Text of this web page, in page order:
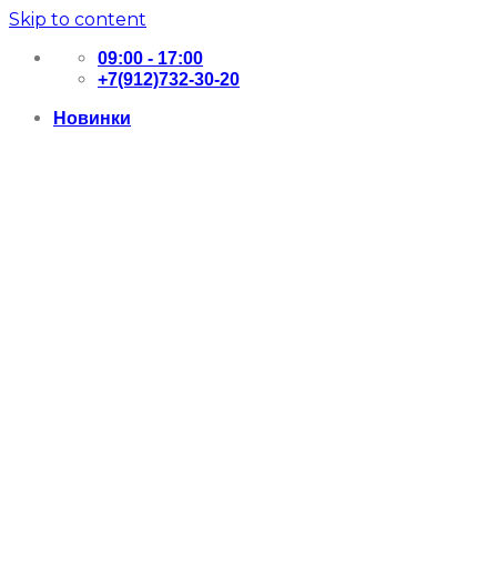
Skip to content
09:00 - 17:00
+7(912)732-30-20
Новинки